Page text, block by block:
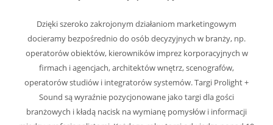
Dzięki szeroko zakrojonym działaniom marketingowym
docieramy bezpośrednio do osób decyzyjnych w branży, np.
operatorów obiektów, kierowników imprez korporacyjnych w
firmach i agencjach, architektów wnętrz, scenografów,
operatorów studiów i integratorów systemów. Targi Prolight +
Sound są wyraźnie pozycjonowane jako targi dla gości
branżowych i kładą nacisk na wymianę pomysłów i informacji